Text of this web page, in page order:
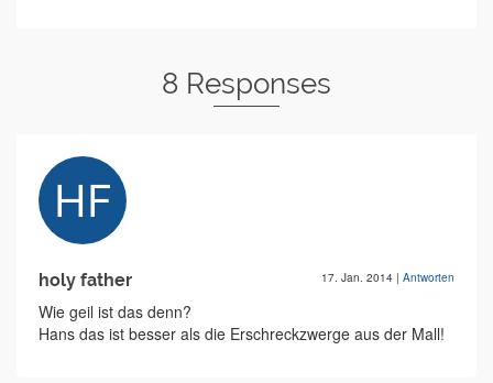
8 Responses
holy father 17. Jan. 2014 | Antworten
Wie geil ist das denn?
Hans das ist besser als die Erschreckzwerge aus der Mall!